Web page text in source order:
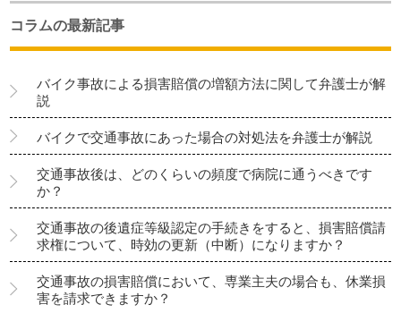
コラムの最新記事
バイク事故による損害賠償の増額方法に関して弁護士が解
説
バイクで交通事故にあった場合の対処法を弁護士が解説
交通事故後は、どのくらいの頻度で病院に通うべきです
か？
交通事故の後遺症等級認定の手続きをすると、損害賠償請
求権について、時効の更新（中断）になりますか？
交通事故の損害賠償において、専業主夫の場合も、休業損
害を請求できますか？